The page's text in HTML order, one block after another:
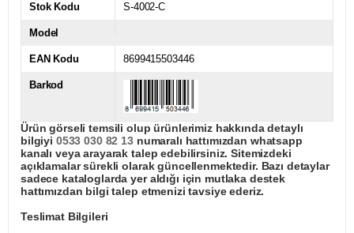
Stok Kodu S-4002-C
Model
EAN Kodu 8699415503446
Barkod
Ürün görseli temsili olup ürünlerimiz hakkında detaylı
bilgiyi 0533 030 82 13numaralı hattımızdan whatsapp
kanalı veya arayarak talep edebilirsiniz. Sitemizdeki
açıklamalar sürekli olarak güncellenmektedir. Bazı detaylar
sadece kataloglarda yer aldığı için mutlaka destek
hattımızdan bilgi talep etmenizi tavsiye ederiz.
Teslimat Bilgileri